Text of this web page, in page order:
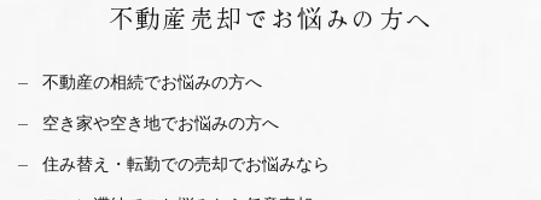
不動産売却で お悩みの方へ
不動産の相続でお悩みの方へ
空き家や空き地でお悩みの方へ
住み替え・転勤での売却でお悩みなら